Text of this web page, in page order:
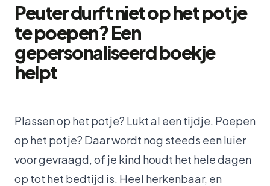
Peuter durft niet op het potje
te poepen? Een
gepersonaliseerd boekje
helpt
Plassen op het potje? Lukt al een tijdje. Poepen
op het potje? Daar wordt nog steeds een luier
voor gevraagd, of je kind houdt het hele dagen
op tot het bedtijd is. Heel herkenbaar, en